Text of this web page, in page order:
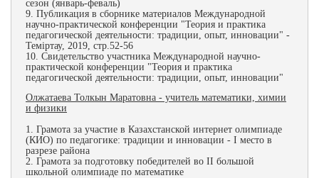
сезон (январь-феваль)
9. Публикация в сборнике материалов Международной
научно-практической конференции "Теория и практика
педагогической деятельности: традиции, опыт, инновации" -
Теміртау, 2019, стр.52-56
10. Свидетельство участника Международной научно-
практической конференции "Теория и практика
педагогической деятельности: традиции, опыт, инновации"
Олжатаева Толкын Маратовна - учитель математики, химии
и физики
1. Грамота за участие в Казахстанской интернет олимпиаде
(КИО) по педагогике: традиции и инновации - I место в
разрезе района
2. Грамота за подготовку победителей во II большой
школьной олимпиаде по математике